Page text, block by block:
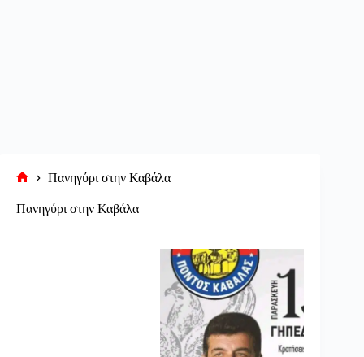
σελίδα
Πανηγύρι στην Καβάλα
Πανηγύρι στην Καβάλα